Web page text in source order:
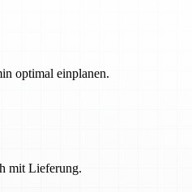
optimal einplanen.
mit Lieferung.